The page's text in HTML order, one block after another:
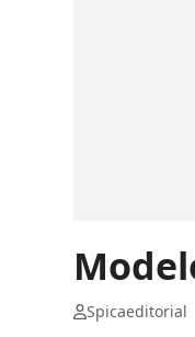
Spicaeditorial